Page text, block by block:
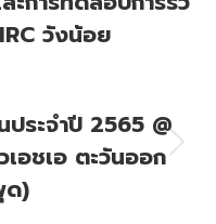
วังน้อย
ระจำปี 2565 @
อชเอ ตะวันออก
ด)